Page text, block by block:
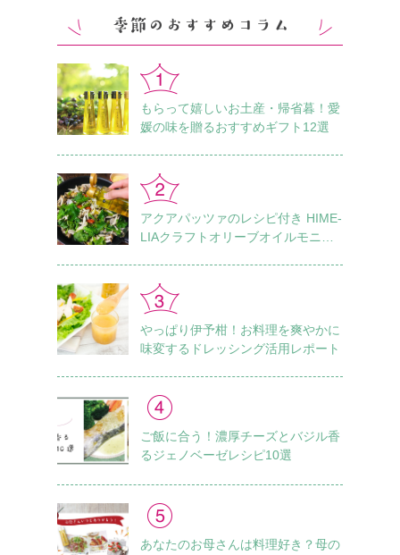
もらって嬉しいお土産・帰省暮！愛
媛の味を贈るおすすめギフト12選
アクアパッツァのレシピ付き HIME-
LIAクラフトオリーブオイルモニタ
やっぱり伊予柑！お料理を爽やかに
味変するドレッシング活用レポート
ご飯に合う！濃厚チーズとバジル香
るジェノベーゼレシピ10選
あなたのお母さんは料理好き？母の